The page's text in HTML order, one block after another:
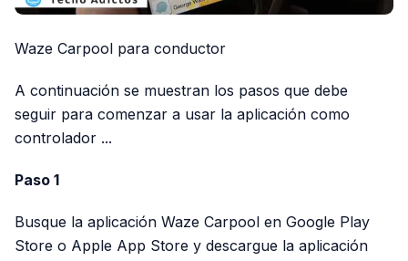
Waze Carpool para conductor
A continuación se muestran los pasos que debe
seguir para comenzar a usar la aplicación como
controlador ...
Paso 1
Busque la aplicación Waze Carpool en Google Play
Store o Apple App Store y descargue la aplicación